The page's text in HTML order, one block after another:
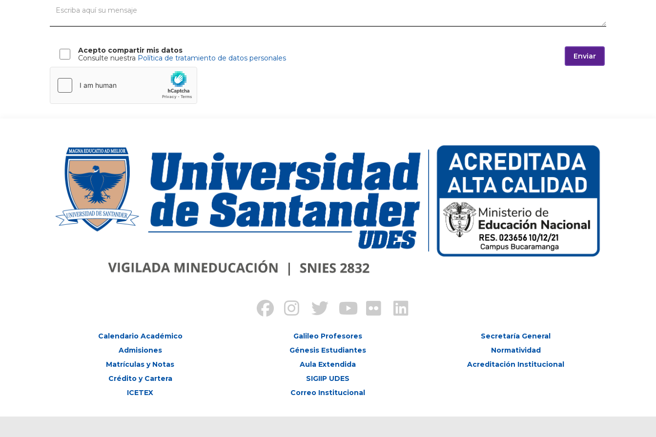
Acepto compartir mis datos
Consulte nuestra Política de tratamiento de datos personales Enviar
Calendario Académico
Admisiones
Matrículas y Notas
Crédito y Cartera
ICETEX
Galileo Profesores
Génesis Estudiantes
Aula Extendida
SIGIIP UDES
Correo Institucional
Secretaría General
Normatividad
Acreditación Institucional